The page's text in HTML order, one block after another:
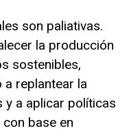
son paliativas.
la producción
sostenibles,
a replantear la
y a aplicar políticas
base en